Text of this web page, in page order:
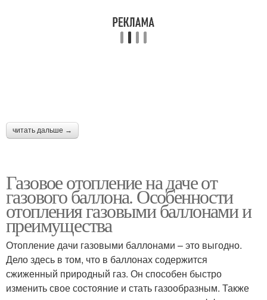
читать дальше →
Газовое отопление на даче от
газового баллона. Особенности
отопления газовыми баллонами и
преимущества
Отопление дачи газовыми баллонами – это выгодно.
Дело здесь в том, что в баллонах содержится
сжиженный природный газ. Он способен быстро
изменить свое состояние и стать газообразным. Также